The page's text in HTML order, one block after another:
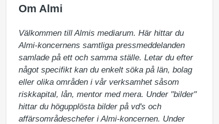
Om Almi
Välkommen till Almis mediarum. Här hittar du
Almi-koncernens samtliga pressmeddelanden
samlade på ett och samma ställe. Letar du efter
något specifikt kan du enkelt söka på län, bolag
eller olika områden i vår verksamhet såsom
riskkapital, lån, mentor med mera. Under "bilder"
hittar du högupplösta bilder på vd's och
affärsområdeschefer i Almi-koncernen. Under